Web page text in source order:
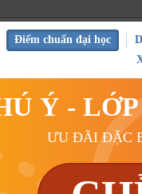
Điểm chuẩn đại học
Ý -
ƯU ĐÃI ĐẶC